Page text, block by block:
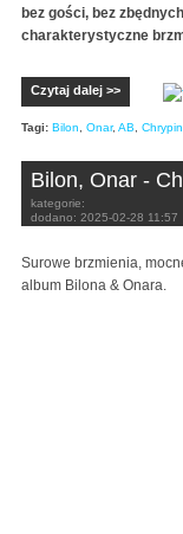
bez gości, bez
charakterystyczne
Czytaj dalej >>
Tagi: Bilon Onar, AB
Bilon, Onar -
kategorie:
dodano: 2025-02-28 11:57
Surowe brzmienia,
album Bilona & Onara.